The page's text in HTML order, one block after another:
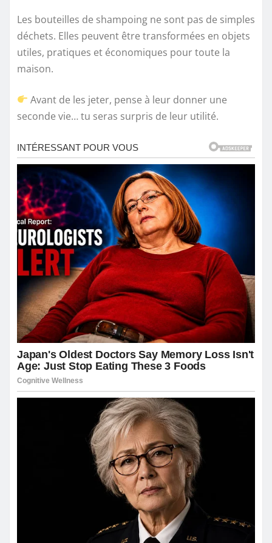
Les bouteilles de shampoing ne sont pas de simples
déchets. Elles peuvent être transformées en objets
utiles, pratiques et économiques pour toute la
maison.
Avant de les jeter, pense à leur donner une
seconde vie… tu seras surpris de leur utilité.